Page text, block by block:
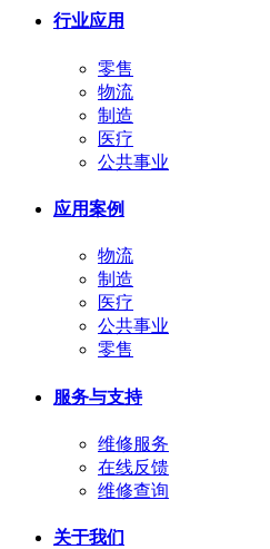
行业应用
零售
物流
制造
医疗
公共事业
应用案例
物流
制造
医疗
公共事业
零售
服务与支持
维修服务
在线反馈
维修查询
关于我们